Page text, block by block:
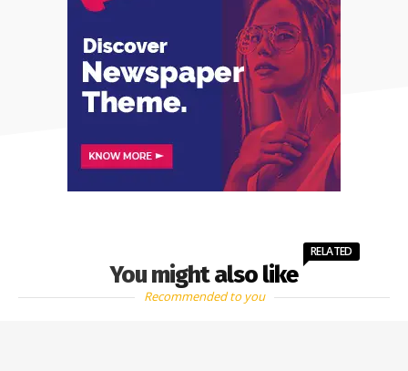
You might also like
RELATED
Recommended to you